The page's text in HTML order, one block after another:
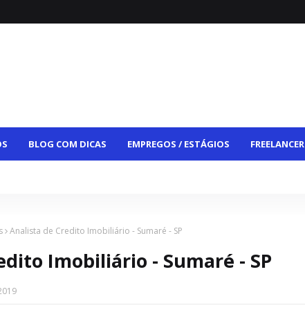
BLOG COM DICAS EMPREGOS / ESTÁGIOS FREELANCER
Analista de Credito Imobiliário - Sumaré - SP
Imobiliário - Sumaré - SP